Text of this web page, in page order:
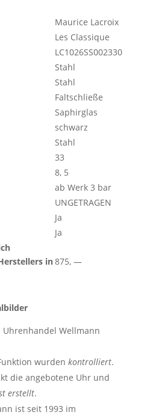
Maurice Lacroix
Les Classique
LC1026SS002330
Stahl
Stahl
Faltschließe
Saphirglas
schwarz
Stahl
33
8, 5
ab Werk 3 bar
UNGETRAGEN
Ja
Ja
in875, —
Uhrenhandel Wellmann
wurden kontrolliert.
die angebotene Uhr und
erstellt.
ist seit 1993 im